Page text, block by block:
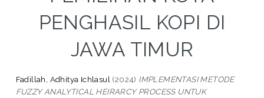
PENGHASIL KOPI DI
JAWA TIMUR
Fadillah, Adhitya Ichlasul (2024) IMPLEMENTASI METODE
FUZZY ANALYTICAL HEIRARCY PROCESS UNTUK